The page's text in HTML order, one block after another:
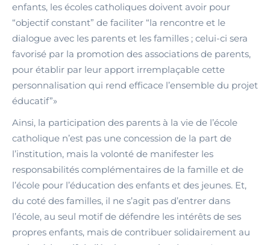
enfants, les écoles catholiques doivent avoir pour
“objectif constant” de faciliter “la rencontre et le
dialogue avec les parents et les familles ; celui-ci sera
favorisé par la promotion des associations de parents,
pour établir par leur apport irremplaçable cette
personnalisation qui rend efficace l’ensemble du projet
éducatif”»
Ainsi, la participation des parents à la vie de l’école
catholique n’est pas une concession de la part de
l’institution, mais la volonté de manifester les
responsabilités complémentaires de la famille et de
l’école pour l’éducation des enfants et des jeunes. Et,
du coté des familles, il ne s’agit pas d’entrer dans
l’école, au seul motif de défendre les intérêts de ses
propres enfants, mais de contribuer solidairement au